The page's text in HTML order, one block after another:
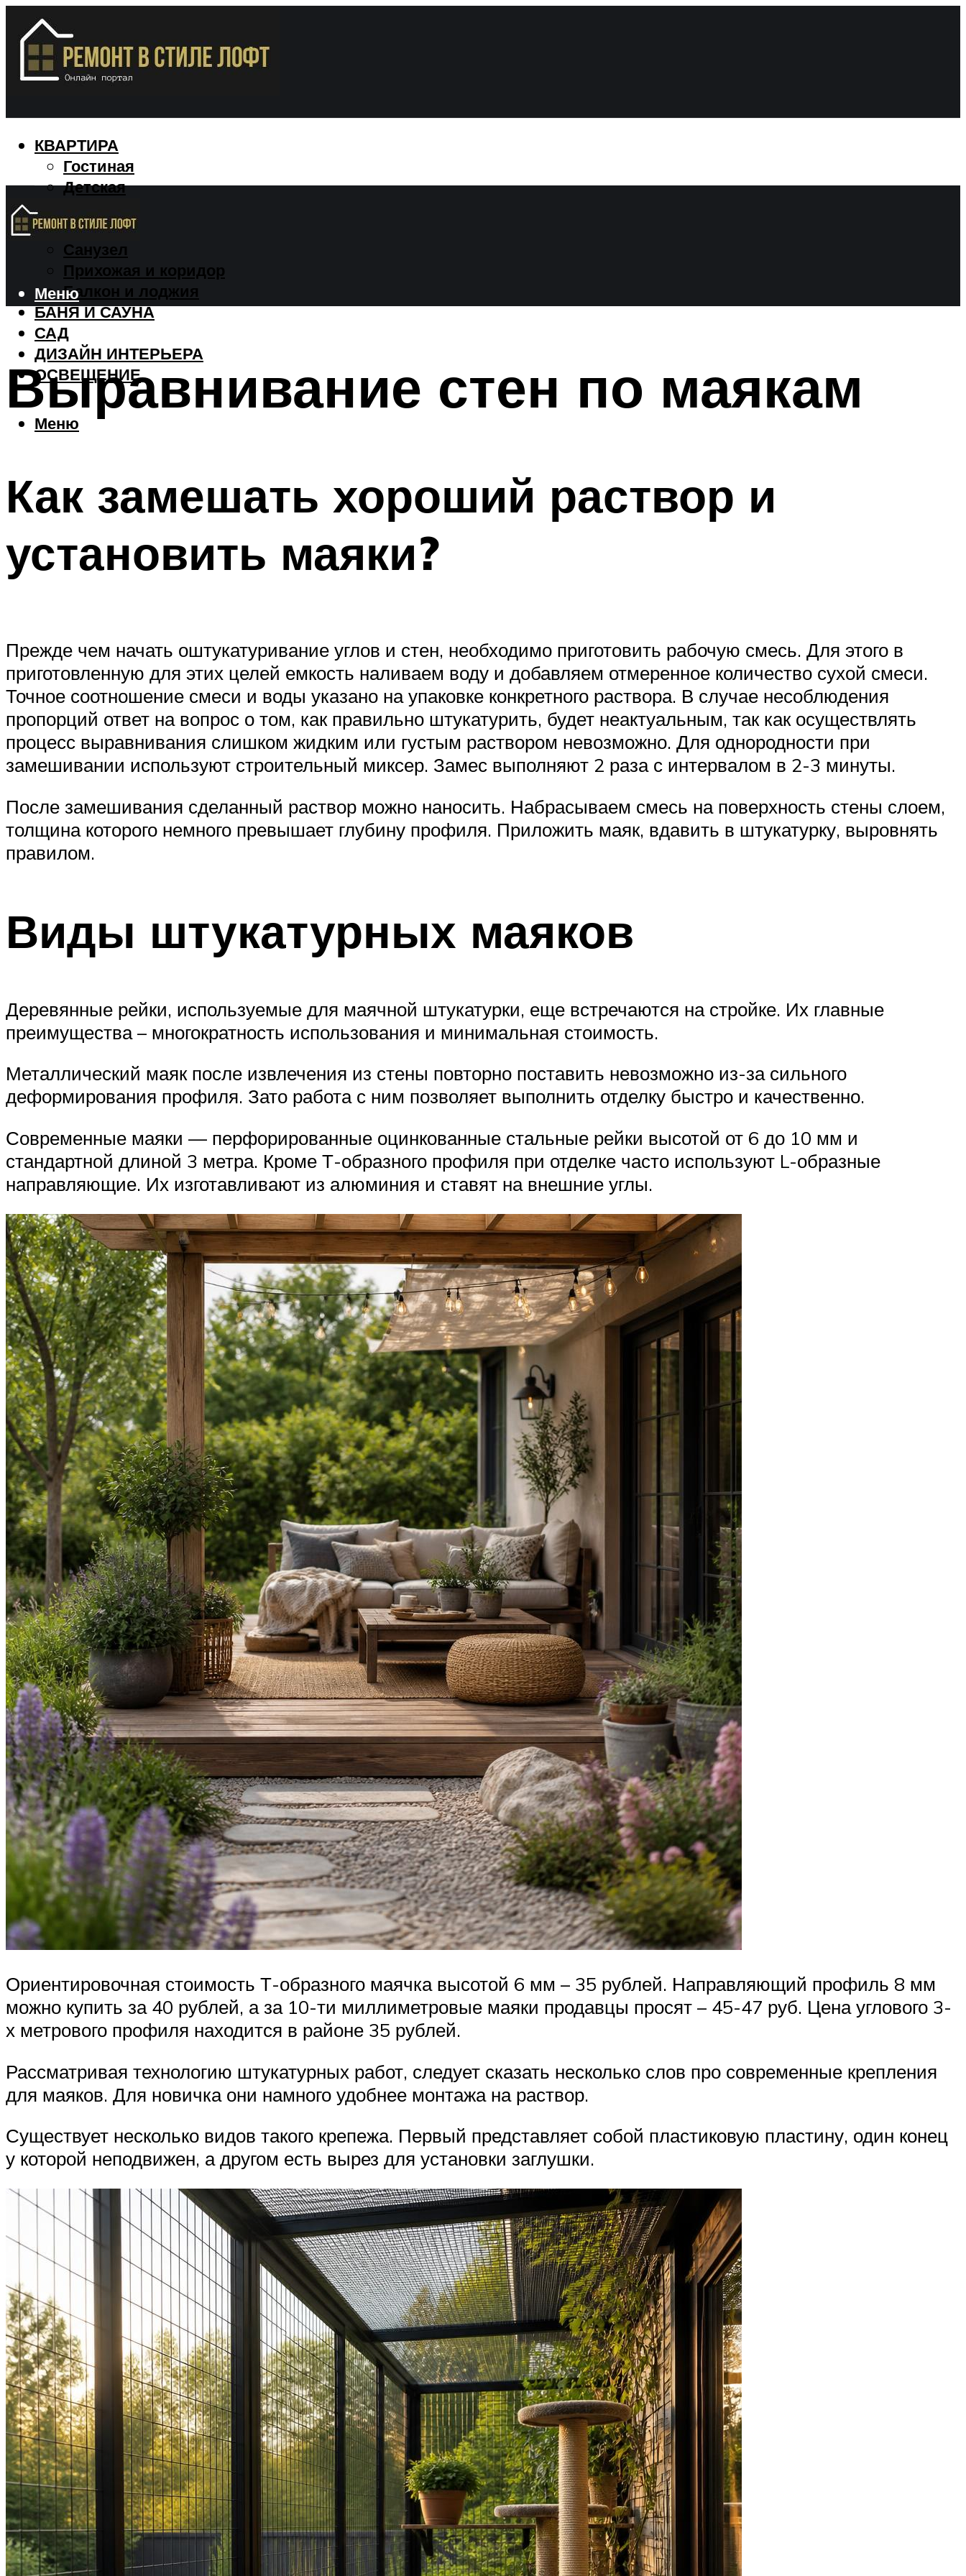
КВАРТИРА
Гостиная
Детская
Спальня
Санузел
Прихожая и коридор
Балкон и лоджия
БАНЯ И САУНА
САД
ДИЗАЙН ИНТЕРЬЕРА
ОСВЕЩЕНИЕ
Меню
Меню
Выравнивание стен по маякам
Как замешать хороший раствор и
установить маяки?
Прежде чем начать оштукатуривание углов и стен, необходимо приготовить рабочую смесь. Для этого в
приготовленную для этих целей емкость наливаем воду и добавляем отмеренное количество сухой смеси.
Точное соотношение смеси и воды указано на упаковке конкретного раствора. В случае несоблюдения
пропорций ответ на вопрос о том, как правильно штукатурить, будет неактуальным, так как осуществлять
процесс выравнивания слишком жидким или густым раствором невозможно. Для однородности при
замешивании используют строительный миксер. Замес выполняют 2 раза с интервалом в 2-3 минуты.
После замешивания сделанный раствор можно наносить. Набрасываем смесь на поверхность стены слоем,
толщина которого немного превышает глубину профиля. Приложить маяк, вдавить в штукатурку, выровнять
правилом.
Виды штукатурных маяков
Деревянные рейки, используемые для маячной штукатурки, еще встречаются на стройке. Их главные
преимущества – многократность использования и минимальная стоимость.
Металлический маяк после извлечения из стены повторно поставить невозможно из-за сильного
деформирования профиля. Зато работа с ним позволяет выполнить отделку быстро и качественно.
Современные маяки — перфорированные оцинкованные стальные рейки высотой от 6 до 10 мм и
стандартной длиной 3 метра. Кроме Т-образного профиля при отделке часто используют L-образные
направляющие. Их изготавливают из алюминия и ставят на внешние углы.
Ориентировочная стоимость Т-образного маячка высотой 6 мм – 35 рублей. Направляющий профиль 8 мм
можно купить за 40 рублей, а за 10-ти миллиметровые маяки продавцы просят – 45-47 руб. Цена углового 3-
х метрового профиля находится в районе 35 рублей.
Рассматривая технологию штукатурных работ, следует сказать несколько слов про современные крепления
для маяков. Для новичка они намного удобнее монтажа на раствор.
Существует несколько видов такого крепежа. Первый представляет собой пластиковую пластину, один конец
у которой неподвижен, а другом есть вырез для установки заглушки.